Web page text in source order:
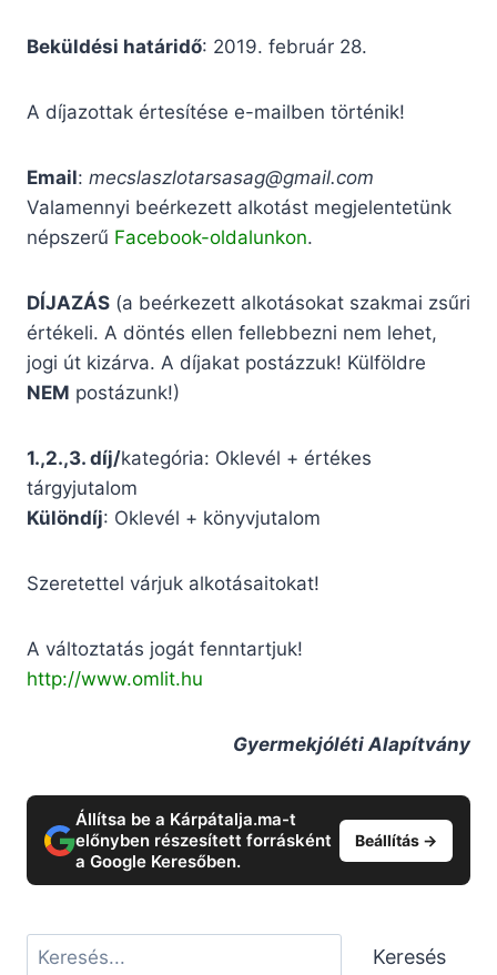
Beküldési határidő: 2019. február 28.
A díjazottak értesítése e-mailben történik!
Email: mecslaszlotarsasag@gmail.com
Valamennyi beérkezett alkotást megjelentetünk
népszerű Facebook-oldalunkon.
DÍJAZÁS (a beérkezett alkotásokat szakmai zsűri
értékeli. A döntés ellen fellebbezni nem lehet,
jogi út kizárva. A díjakat postázzuk! Külföldre
NEM postázunk!)
1.,2.,3. díj/kategória: Oklevél + értékes
tárgyjutalom
Különdíj: Oklevél + könyvjutalom
Szeretettel várjuk alkotásaitokat!
A változtatás jogát fenntartjuk!
http://www.omlit.hu
Gyermekjóléti Alapítvány
Állítsa be a Kárpátalja.ma-t
előnyben részesített forrásként
a Google Keresőben.
Beállítás →
Keresés Keresés